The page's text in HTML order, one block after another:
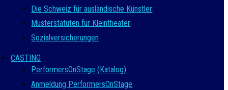
Die Schweiz für ausländische Künstler
Musterstatuten für Kleintheater
Sozialversicherungen
CASTING
PerformersOnStage (Katalog)
Anmeldung PerformersOnStage